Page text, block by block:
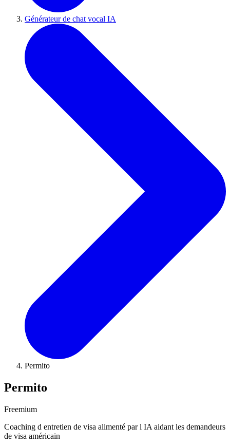
Générateur de chat vocal IA
Permito
Permito
Freemium
Coaching d entretien de visa alimenté par l IA aidant les demandeurs
de visa américain